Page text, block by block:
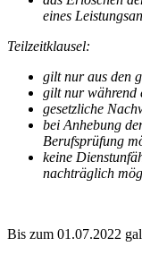
eines
Teilzeitklausel:
gilt nur aus den
gilt nur während
gesetzliche
bei Anhebung
Berufsprüfung
keine
nachträglich
Bis zum 01.07.2022